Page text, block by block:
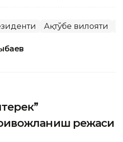
Ақтўбе вилояти
режаси